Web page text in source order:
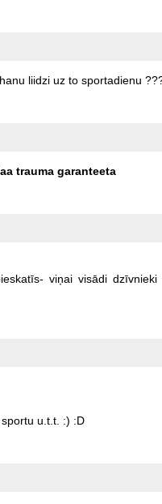
liidzi uz to sportadienu
trauma garanteeta
viņai visādi dzīvnieki
sportu u.t.t. :) :D